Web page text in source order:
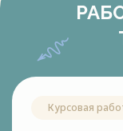
Курсовая